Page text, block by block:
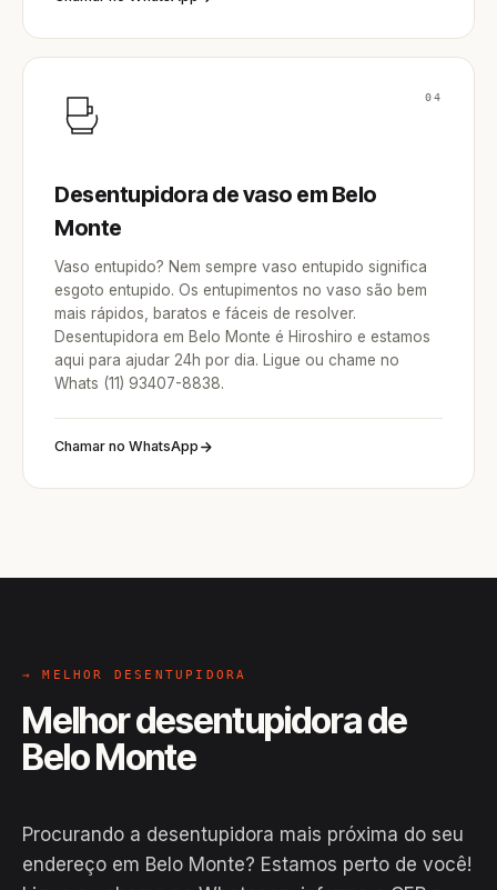
04
Desentupidora de vaso em Belo
Monte
Vaso entupido? Nem sempre vaso entupido significa
esgoto entupido. Os entupimentos no vaso são bem
mais rápidos, baratos e fáceis de resolver.
Desentupidora em Belo Monte é Hiroshiro e estamos
aqui para ajudar 24h por dia. Ligue ou chame no
Whats (11) 93407-8838.
Chamar no WhatsApp
→ MELHOR DESENTUPIDORA
Melhor desentupidora de
Belo Monte
Procurando a desentupidora mais próxima do seu
endereço em Belo Monte? Estamos perto de você!